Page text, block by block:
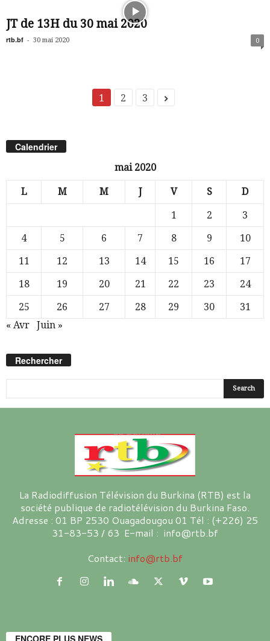
JT de 13H du 30 mai 2020
rtb.bf - 30 mai 2020 0
1 2 3
Calendrier
mai 2020
L M M J V S D
1 2
3
4
5 6 7 8 9
10
11
12 13 14 15 16
17
18
19 20 21 22 23
24
25
26 27 28 29 30
31
« Avr
Juin »
Rechercher
La Radiodiffusion Télévision du Burkina (RTB) est la
société publique de radiotélévision du Burkina Faso.
Adresse : 01 BP 2530 Ouagadougou 01 Tél : (+226) 25
31-83-53 / 63 E-mail : info@rtb.bf
Contact: info@rtb.bf
ENCORE PLUS NEWS